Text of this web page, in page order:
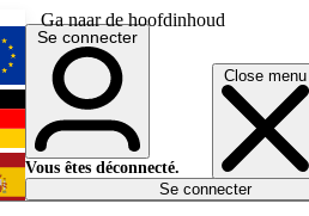
Ga naar de hoofdinhoud
Close menu
English
Deutsch
Español
Se connecter
Vous êtes déconnecté.
Se connecter